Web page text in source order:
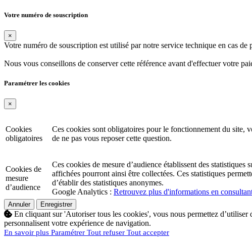
Votre numéro de souscription
×
Votre numéro de souscription est utilisé par notre service technique en cas de
Nous vous conseillons de conserver cette référence avant d'effectuer votre
Paramétrer les cookies
×
Cookies
obligatoires
Ces cookies sont obligatoires pour le fonctionnement du site,
de ne pas vous reposer cette question.
Cookies de
mesure
d’audience
Ces cookies de mesure d’audience établissent des
affichées pourront ainsi être collectées. Ces statistiques
d’établir des statistiques anonymes.
Google Analytics : Retrouvez plus d'informations en
Annuler Enregistrer
En cliquant sur 'Autoriser tous les cookies', vous nous permettez
personnalisent votre expérience de navigation.
En savoir plus Paramétrer Tout refuser Tout accepter